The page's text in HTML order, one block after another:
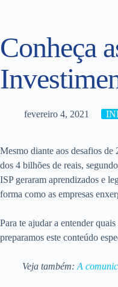
Conheça
fevereiro 4, 2021
Mesmo diante aos desafios
dos 4 bilhões de reais,
ISP geraram aprendizados e
forma como as empresas
Para te ajudar a entender
preparamos este conteúdo
Veja também: A